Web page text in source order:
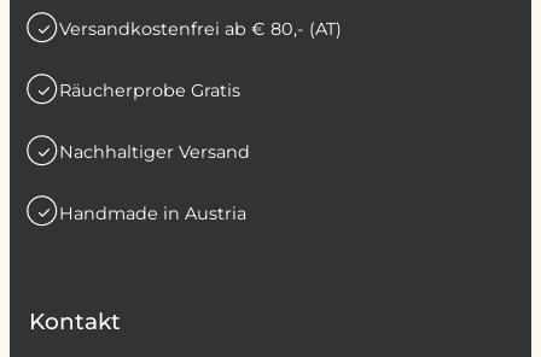
Versandkostenfrei ab € 80,- (AT)
Räucherprobe Gratis
Nachhaltiger Versand
Handmade in Austria
Kontakt